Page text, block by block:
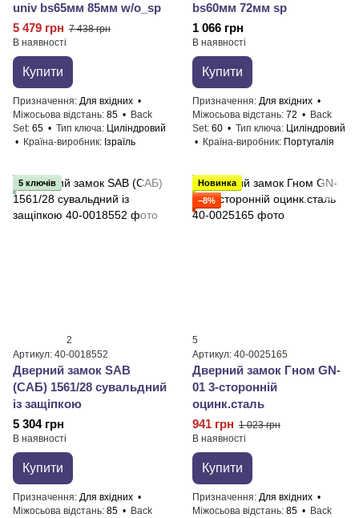
univ bs65мм 85мм w/o_sp
5 479 грн 7 438 грн
В наявності
Купити
Призначення Для вхідних
Міжосьова відстань 85
Back
Set 65 Тип ключа Циліндровий
Країна-виробник
Ізраїль
bs60мм 72мм sp
1 066 грн
В наявності
Купити
Призначення Для вхідних
Міжосьова відстань 72
Back
Set 60 Тип ключа Циліндровий
Країна-виробник Португалія
5 ключів
2
Артикул: 40-0018552
Дверний замок SAB
(САБ) 1561/28 сувальдний
із защіпкою
5 304 грн
В наявності
Купити
Призначення Для вхідних
Міжосьова відстань 85 Back
Новинка
−8%
5
Артикул: 40-0025165
Дверний замок Гном GN-
01 3-сторонній
оцинк.сталь
941 грн 1 023 грн
В наявності
Купити
Призначення Для вхідних
Міжосьова відстань 85 Back